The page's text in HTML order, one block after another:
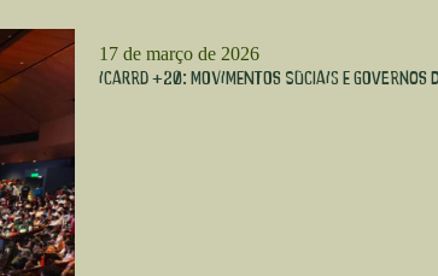
17 de março de 2026
Icarrd +20: Movimentos sociais e